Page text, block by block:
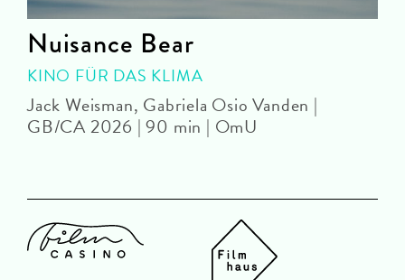
Nuisance Bear
KINO FÜR DAS KLIMA
Jack Weisman, Gabriela Osio Vanden |
GB/CA 2026 | 90 min | OmU